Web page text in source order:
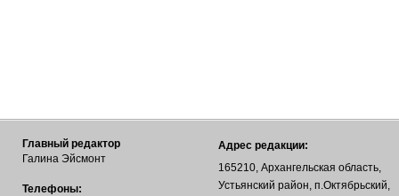
Главный редактор
Галина Эйсмонт
Телефоны:
Адрес редакции:
165210, Архангельская область,
Устьянский район, п.Октябрьский,